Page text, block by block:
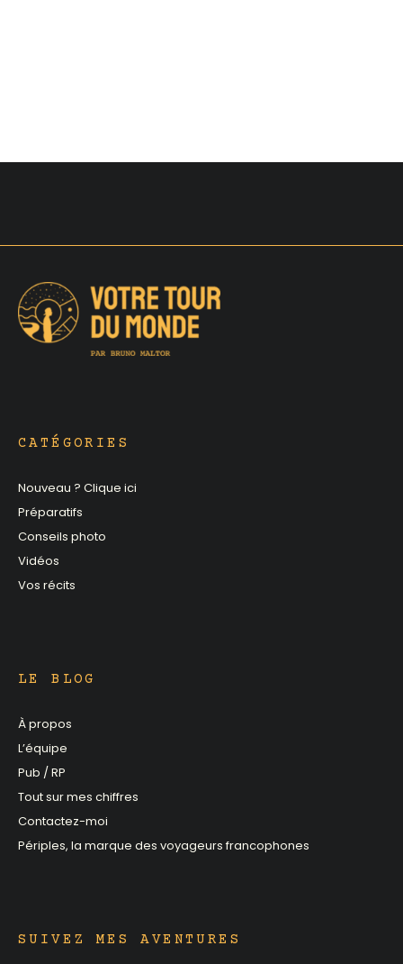
CATÉGORIES
Nouveau ? Clique ici
Préparatifs
Conseils photo
Vidéos
Vos récits
LE BLOG
À propos
L’équipe
Pub / RP
Tout sur mes chiffres
Contactez-moi
Périples, la marque des voyageurs francophones
SUIVEZ MES AVENTURES